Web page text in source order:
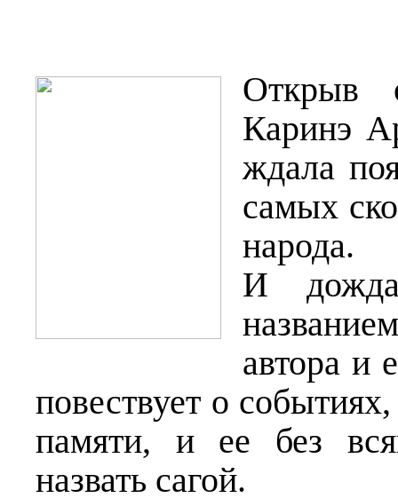
Открыв
Каринэ
ждала
самых
народа.
И
автора и
повествует о
памяти, и ее без
назвать сагой.